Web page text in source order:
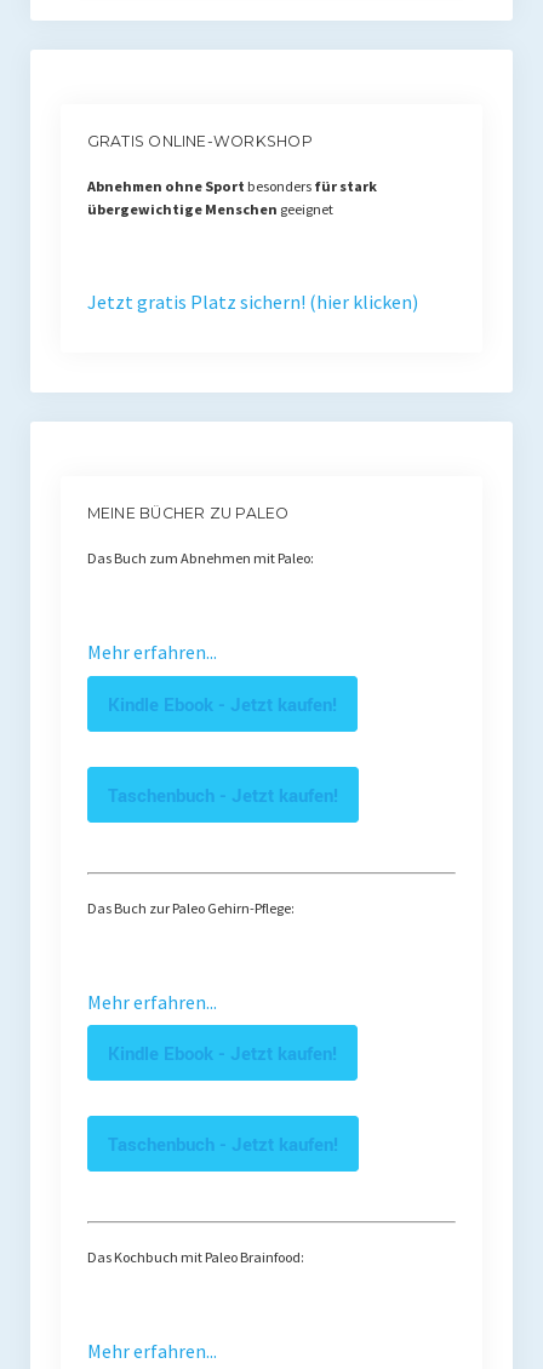
Gehirn-Pflege Kochbuch
Pawel M. Konefal
Presse
Haftungsausschluss
Datenschutzerklärung
GRATIS ONLINE-WORKSHOP
Abnehmen ohne Sport besonders für stark
übergewichtige Menschen geeignet
Jetzt gratis Platz sichern! (hier klicken)
MEINE BÜCHER ZU PALEO
Das Buch zum Abnehmen mit Paleo:
Mehr erfahren...
Kindle Ebook - Jetzt kaufen!
Taschenbuch - Jetzt kaufen!
Das Buch zur Paleo Gehirn-Pflege:
Mehr erfahren...
Kindle Ebook - Jetzt kaufen!
Taschenbuch - Jetzt kaufen!
Das Kochbuch mit Paleo Brainfood:
Mehr erfahren...